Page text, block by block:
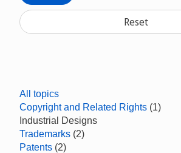
Reset
All topics
Copyright and Related Rights (1)
Industrial Designs
Trademarks (2)
Patents (2)